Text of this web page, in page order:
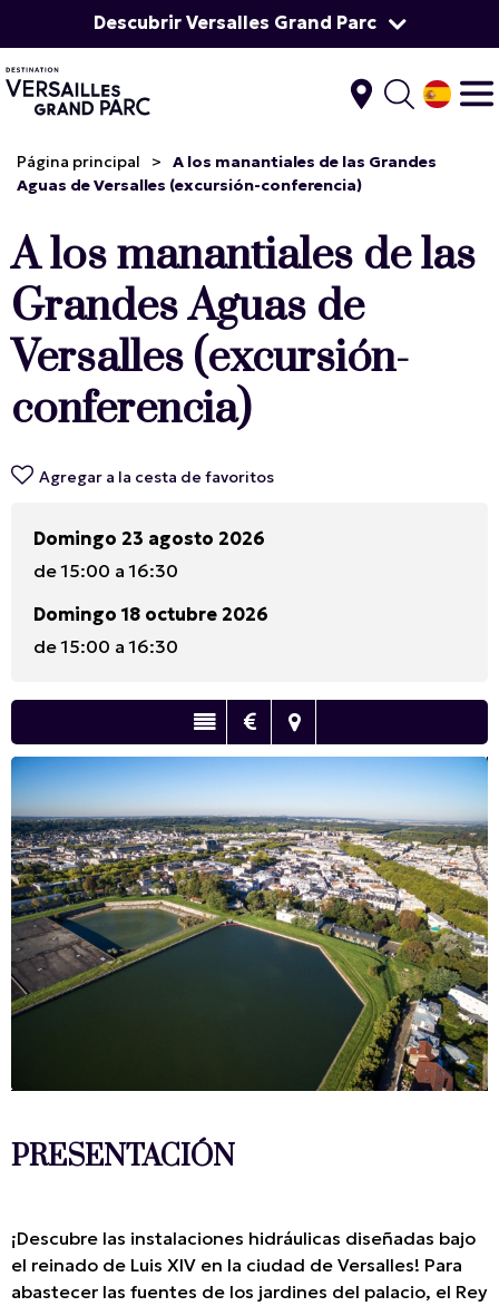
Descubrir Versalles Grand Parc
Página principal >
A los manantiales de las Grandes
Aguas de Versalles (excursión-conferencia)
A los manantiales de las
Grandes Aguas de
Versalles (excursión-
conferencia)
Agregar a la cesta de favoritos
Domingo 23 agosto 2026
de 15:00 a 16:30
Domingo 18 octubre 2026
de 15:00 a 16:30
PRESENTACIÓN
¡Descubre las instalaciones hidráulicas diseñadas bajo
el reinado de Luis XIV en la ciudad de Versalles! Para
abastecer las fuentes de los jardines del palacio, el Rey